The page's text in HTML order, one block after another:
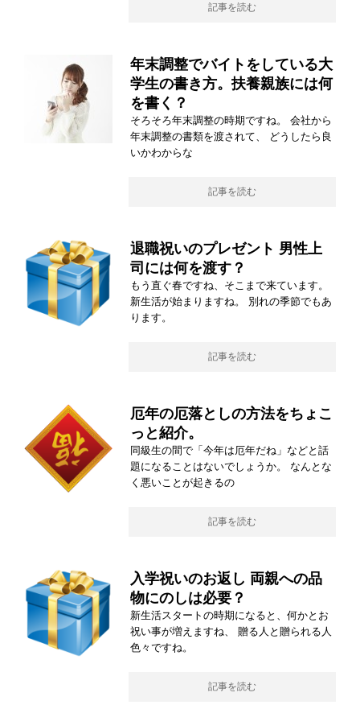
記事を読む
年末調整でバイトをしている大
学生の書き方。扶養親族には何
を書く？
そろそろ年末調整の時期ですね。 会社から
年末調整の書類を渡されて、 どうしたら良
いかわからな
記事を読む
退職祝いのプレゼント 男性上
司には何を渡す？
もう直ぐ春ですね、そこまで来ています。
新生活が始まりますね。 別れの季節でもあ
ります。
記事を読む
厄年の厄落としの方法をちょこ
っと紹介。
同級生の間で「今年は厄年だね」などと話
題になることはないでしょうか。 なんとな
く悪いことが起きるの
記事を読む
入学祝いのお返し 両親への品
物にのしは必要？
新生活スタートの時期になると、何かとお
祝い事が増えますね、 贈る人と贈られる人
色々ですね。
記事を読む